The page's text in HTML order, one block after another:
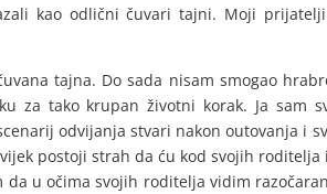
kao odlični čuvari tajni. Moji
tajna. Do sada nisam smogao
za tako krupan životni korak. Ja sam
odvijanja stvari nakon outovanja
postoji strah da ću kod svojih
da u očima svojih roditelja vidim